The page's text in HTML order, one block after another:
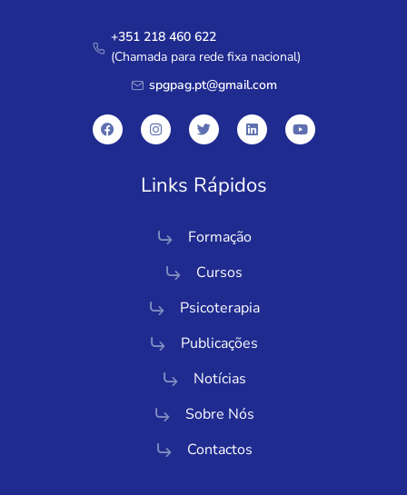
+351 218 460 622
(Chamada para rede fixa nacional)
spgpag.pt@gmail.com
Links Rápidos
Formação
Cursos
Psicoterapia
Publicações
Notícias
Sobre Nós
Contactos